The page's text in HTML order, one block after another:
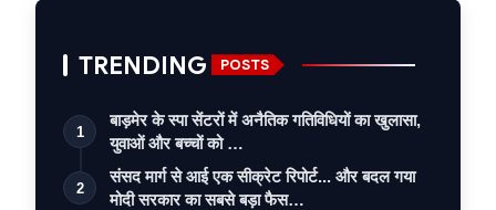
TRENDING POSTS
1
बाड़मेर के स्पा सेंटरों में अनैतिक गतिविधियों का खुलासा,
युवाओं और बच्चों को …
2
संसद मार्ग से आई एक सीक्रेट रिपोर्ट... और बदल गया
मोदी सरकार का सबसे बड़ा फैस…